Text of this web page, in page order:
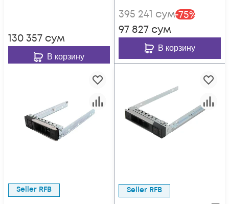
130 357 сум
В корзину
395 241 сум-75%
97 827 сум
В корзину
Seller RFB Seller RFB